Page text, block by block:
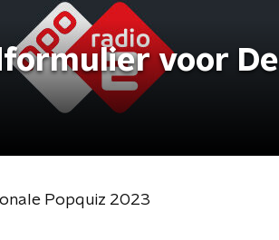
voor De
Popquiz 2023